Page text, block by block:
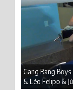
Gang Bang
& Léo Felipo &